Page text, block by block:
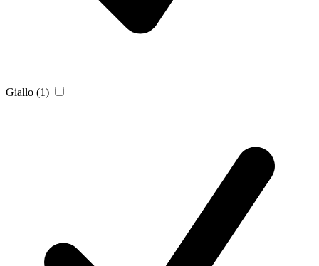
Giallo (1)